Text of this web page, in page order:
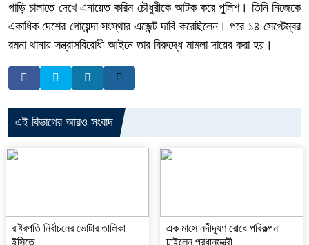
গাড়ি চালাতে দেখে এনায়েত করিম চৌধুরীকে আটক করে পুলিশ। তিনি নিজেকে
একাধিক দেশের গোয়েন্দা সংস্থার এজেন্ট দাবি করেছিলেন। পরে ১৪ সেপ্টেম্বর
রমনা থানায় সন্ত্রাসবিরোধী আইনে তার বিরুদ্ধে মামলা দায়ের করা হয়।
এই বিভাগের আরও সংবাদ
রাষ্ট্রপতি নির্বাচনের ভোটার তালিকা
ইসিতে
এক মাসে নদীদূষণ রোধে পরিকল্পনা
চাইলেন প্রধানমন্ত্রী